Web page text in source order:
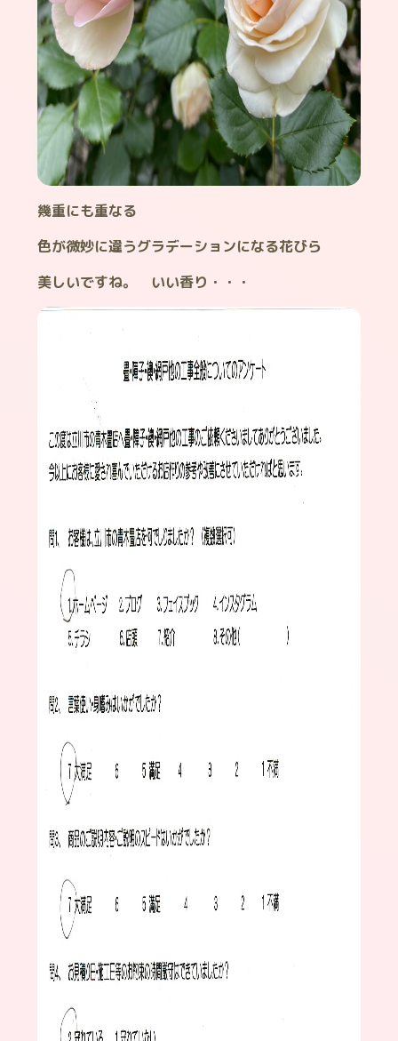
幾重にも重なる
色が微妙に違うグラデーションになる花びら
美しいですね。 いい香り・・・